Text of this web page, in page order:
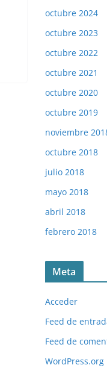
octubre 2024
octubre 2023
octubre 2022
octubre 2021
octubre 2020
octubre 2019
noviembre
octubre 2018
julio 2018
mayo 2018
abril 2018
febrero 2018
Meta
Acceder
Feed de
Feed de
WordPress.org